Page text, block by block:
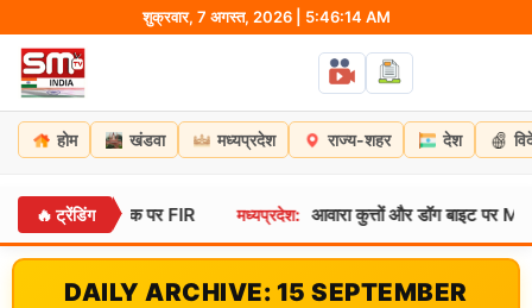
content
शुक्रवार, 7 अगस्त, 2026 | 5:46:15 AM
होम खंडवा मध्यप्रदेश राज्य-शहर देश
🔥 ट्रेंडिंग
पर FIR मध्यप्रदेश: आवारा कुत्तों और डॉग बाइट पर MP हाईकोर्ट
DAILY ARCHIVE: 15 SEPTEMBER